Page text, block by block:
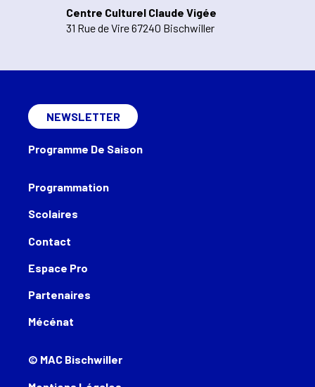
Centre Culturel Claude Vigée
31 Rue de Vire 67240 Bischwiller
Programmation
Scolaires
Contact
Espace Pro
Partenaires
Mécénat
NEWSLETTER
Programme De Saison
© MAC Bischwiller